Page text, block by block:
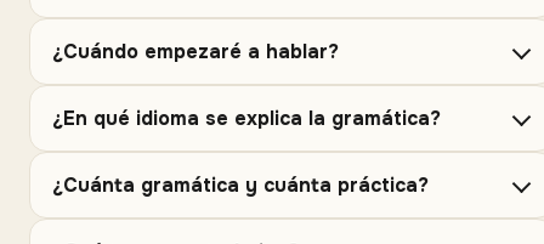
¿Cuándo empezaré a hablar?
¿En qué idioma se explica la gramática?
¿Cuánta gramática y cuánta práctica?